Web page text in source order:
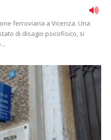
ferroviaria a Vicenza. Una
di disagio psicofisico, si